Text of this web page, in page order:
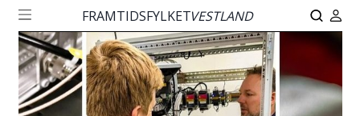
FRAMTIDSFYLKETVESTLAND